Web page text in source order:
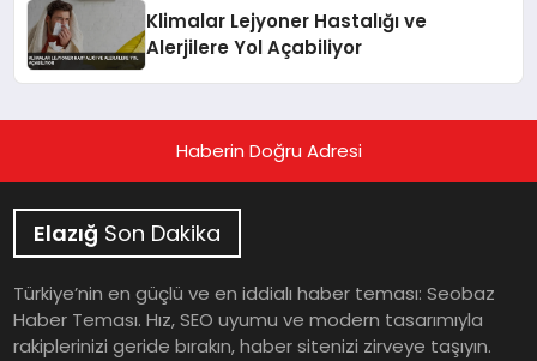
Klimalar Lejyoner Hastalığı ve
Alerjilere Yol Açabiliyor
Haberin Doğru Adresi
Elazığ Son Dakika
Türkiye’nin en güçlü ve en iddialı haber teması: Seobaz
Haber Teması. Hız, SEO uyumu ve modern tasarımıyla
rakiplerinizi geride bırakın, haber sitenizi zirveye taşıyın.